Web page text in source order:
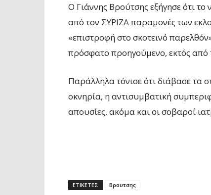
Ο Γιάννης Βρούτσης εξήγησε ότι
από τον ΣΥΡΙΖΑ παραμονές των
«επιστροφή στο σκοτεινό
πρόσφατο προηγούμενο, εκτός από
Παράλληλα τόνισε ότι διάβασε τα
οκνηρία, η αντισυμβατική
απουσίες, ακόμα και οι σοβαροί
ΕΤΙΚΕΤΕΣ Βρουτσης